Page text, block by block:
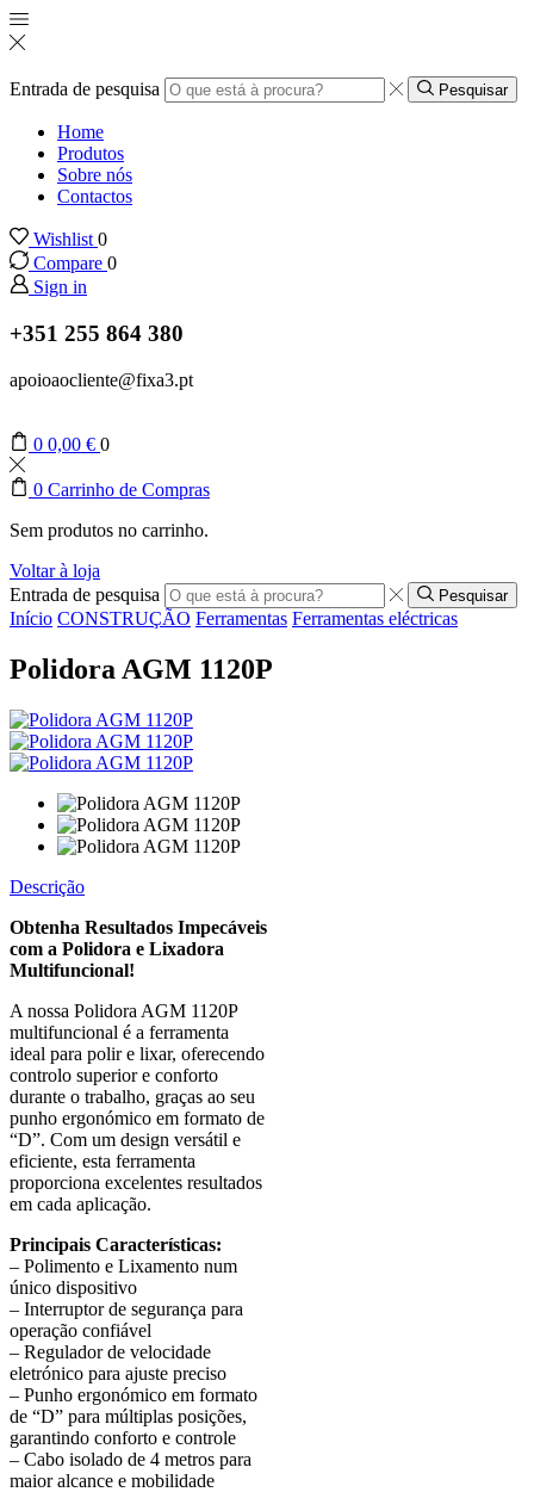
Entrada de pesquisa Pesquisar
Home
Produtos
Sobre nós
Contactos
Wishlist 0
Compare 0
Sign in
+351 255 864 380
apoioaocliente@fixa3.pt
0 0,00 € 0
0 Carrinho de Compras
Sem produtos no carrinho.
Voltar à loja
Entrada de pesquisa
Pesquisar
Início CONSTRUÇÃO Ferramentas Ferramentas eléctricas
Polidora AGM 1120P
Descrição
Obtenha Resultados Impecáveis
com a Polidora e Lixadora
Multifuncional!
A nossa Polidora AGM 1120P
multifuncional é a ferramenta
ideal para polir e lixar, oferecendo
controlo superior e conforto
durante o trabalho, graças ao seu
punho ergonómico em formato de
“D”. Com um design versátil e
eficiente, esta ferramenta
proporciona excelentes resultados
em cada aplicação.
Principais Características:
– Polimento e Lixamento num
único dispositivo
– Interruptor de segurança para
operação confiável
– Regulador de velocidade
eletrónico para ajuste preciso
– Punho ergonómico em formato
de “D” para múltiplas posições,
garantindo conforto e controle
– Cabo isolado de 4 metros para
maior alcance e mobilidade